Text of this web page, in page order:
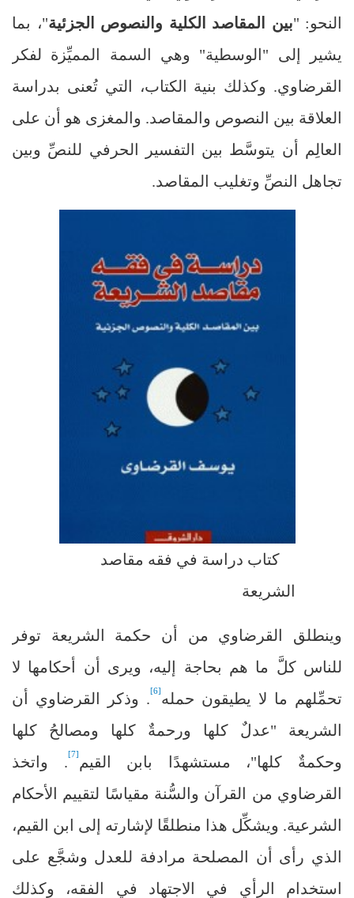
النحو: "بين المقاصد الكلية والنصوص الجزئية"، بما
يشير إلى "الوسطية" وهي السمة المميِّزة لفكر
القرضاوي. وكذلك بنية الكتاب، التي تُعنى بدراسة
العلاقة بين النصوص والمقاصد. والمغزى هو أن على
العالِم أن يتوسَّط بين التفسير الحرفي للنصِّ وبين
تجاهل النصِّ وتغليب المقاصد.
كتاب دراسة في فقه مقاصد
الشريعة
وينطلق القرضاوي من أن حكمة الشريعة توفر
للناس كلَّ ما هم بحاجة إليه، ويرى أن أحكامها لا
تحمِّلهم ما لا يطيقون حمله[6]
. وذكر القرضاوي أن
الشريعة "عدلٌ كلها ورحمةٌ كلها ومصالحُ كلها
وحكمةٌ كلها"، مستشهدًا بابن القيم [7]
. واتخذ
القرضاوي من القرآن والسُّنة مقياسًا لتقييم الأحكام
الشرعية. ويشكِّل هذا منطلقًا لإشارته إلى ابن القيم،
الذي رأى أن المصلحة مرادفة للعدل وشجَّع على
استخدام الرأي في الاجتهاد في الفقه، وكذلك